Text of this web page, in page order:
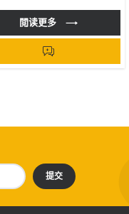
閲读更多
提交